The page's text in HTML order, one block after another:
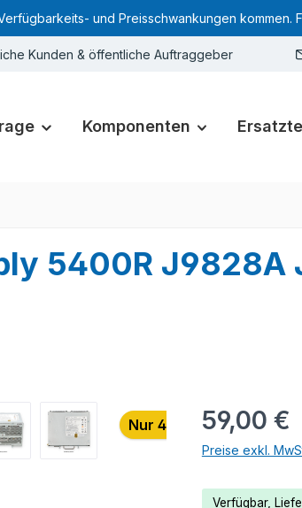
und Preisschwankungen
Kunden & öffentliche Auftraggeber
Komponenten
5400R
Nur 4 auf Lager!59,00 €
Preise exkl.
Verfügbar,